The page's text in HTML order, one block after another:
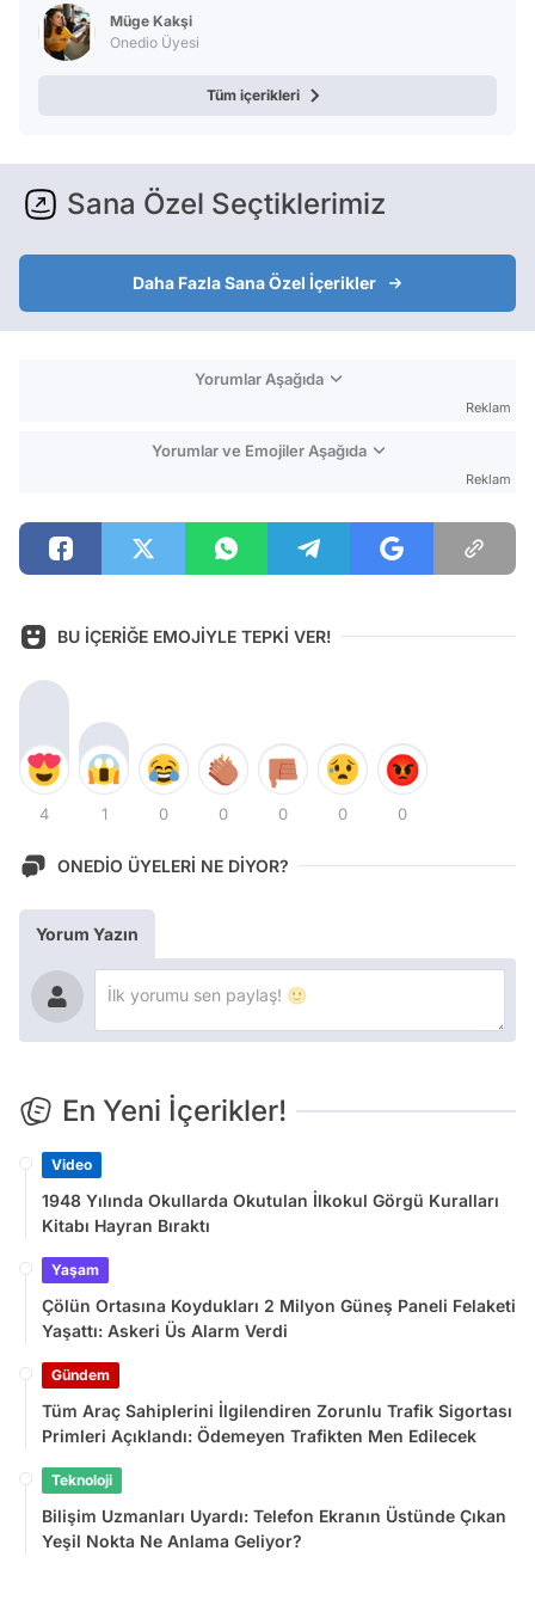
Müge Kakşi
Onedio Üyesi
Tüm içerikleri
Sana Özel Seçtiklerimiz
Daha Fazla Sana Özel İçerikler
Yorumlar Aşağıda
Reklam
Yorumlar ve Emojiler Aşağıda
Reklam
BU İÇERİĞE EMOJİYLE TEPKİ VER!
4 1 0 0 0 0 0
ONEDİO ÜYELERİ NE DİYOR?
Yorum Yazın
En Yeni İçerikler!
Video
1948 Yılında Okullarda Okutulan İlkokul Görgü Kuralları
Kitabı Hayran Bıraktı
Yaşam
Çölün Ortasına Koydukları 2 Milyon Güneş Paneli Felaketi
Yaşattı: Askeri Üs Alarm Verdi
Gündem
Tüm Araç Sahiplerini İlgilendiren Zorunlu Trafik Sigortası
Primleri Açıklandı: Ödemeyen Trafikten Men Edilecek
Teknoloji
Bilişim Uzmanları Uyardı: Telefon Ekranın Üstünde Çıkan
Yeşil Nokta Ne Anlama Geliyor?